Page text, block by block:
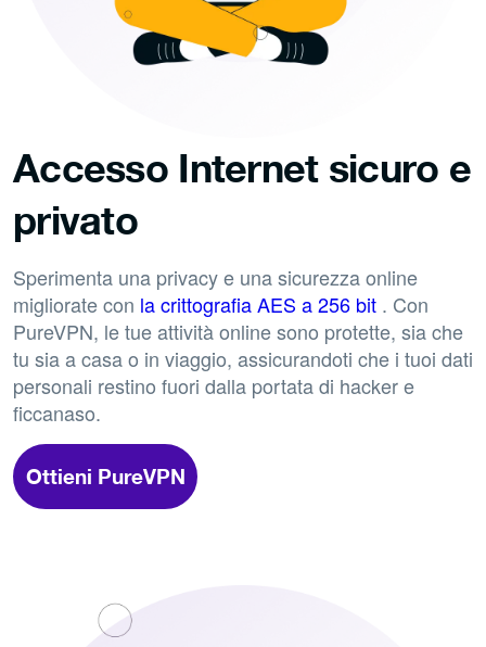
Accesso Internet sicuro e
privato
Sperimenta una privacy e una sicurezza online
migliorate con la crittografia AES a 256 bit . Con
PureVPN, le tue attività online sono protette, sia che
tu sia a casa o in viaggio, assicurandoti che i tuoi dati
personali restino fuori dalla portata di hacker e
ficcanaso.
Ottieni PureVPN